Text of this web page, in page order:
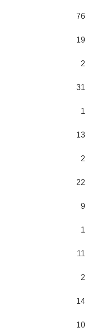
76
19
2
31
1
13
2
22
9
1
11
2
14
10